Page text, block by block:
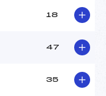
18
47
35